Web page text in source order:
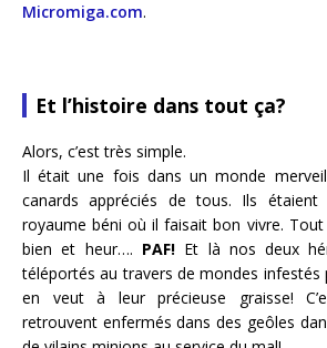
Micromiga.com.
Et l’histoire dans tout ça?
Alors, c’est très simple.
Il était une fois dans un monde
canards appréciés de tous. Ils
royaume béni où il faisait bon vivre.
bien et heur…. PAF!Et là nos deux
téléportés au travers de mondes infestés
en veut à leur précieuse graisse!
retrouvent enfermés dans des geôles